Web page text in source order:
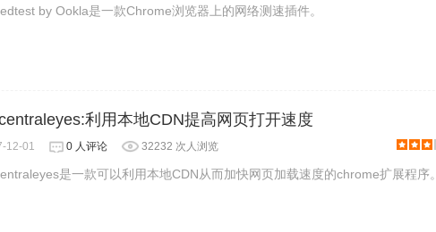
by Ookla是一款Chrome浏览器上的网络测速插件。
利用本地CDN提高网页打开速度
12-01 0 人评论 32232 次人浏览
是一款可以利用本地CDN从而加快网页加载速度的chrome扩展程序。